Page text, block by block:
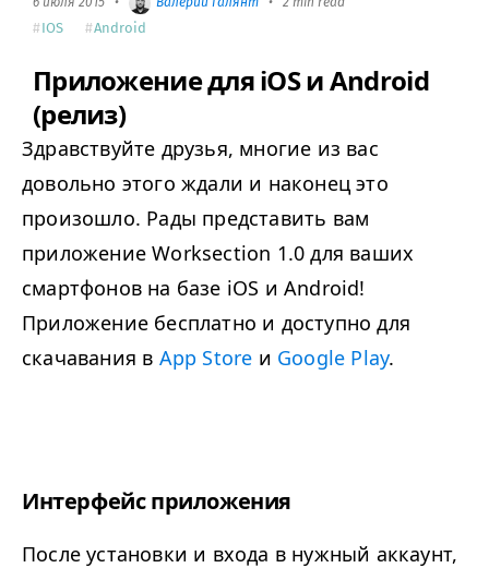
IOS Android
Приложение для iOS и Android
(релиз)
Здравствуйте друзья, многие из вас
довольно этого ждали и наконец это
произошло. Рады представить вам
приложение Worksection 1.0 для ваших
смартфонов на базе iOS и Android!
Приложение бесплатно и доступно для
скачавания в App Store и Google Play.
Интерфейс приложения
После установки и входа в нужный аккаунт,